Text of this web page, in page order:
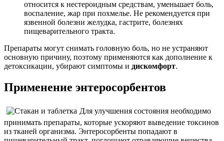
относится к нестероидным средствам, уменьшает боль,
воспаление, жар при похмелье. Не рекомендуется при
язвенной болезни желудка, гастрите, болезнях
пищеварительного тракта.
Препараты могут снимать головную боль, но не устраняют
основную причину, поэтому применяются как дополнение к
детоксикации, убирают симптомы и дискомфорт.
Применение энтеросорбентов
Для улучшения состояния необходимо
принимать препараты, которые ускоряют выведение токсинов
из тканей организма. Энтеросорбенты попадают в